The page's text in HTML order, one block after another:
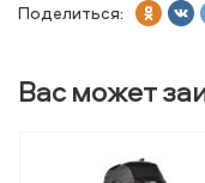
Поделиться:
Вас может